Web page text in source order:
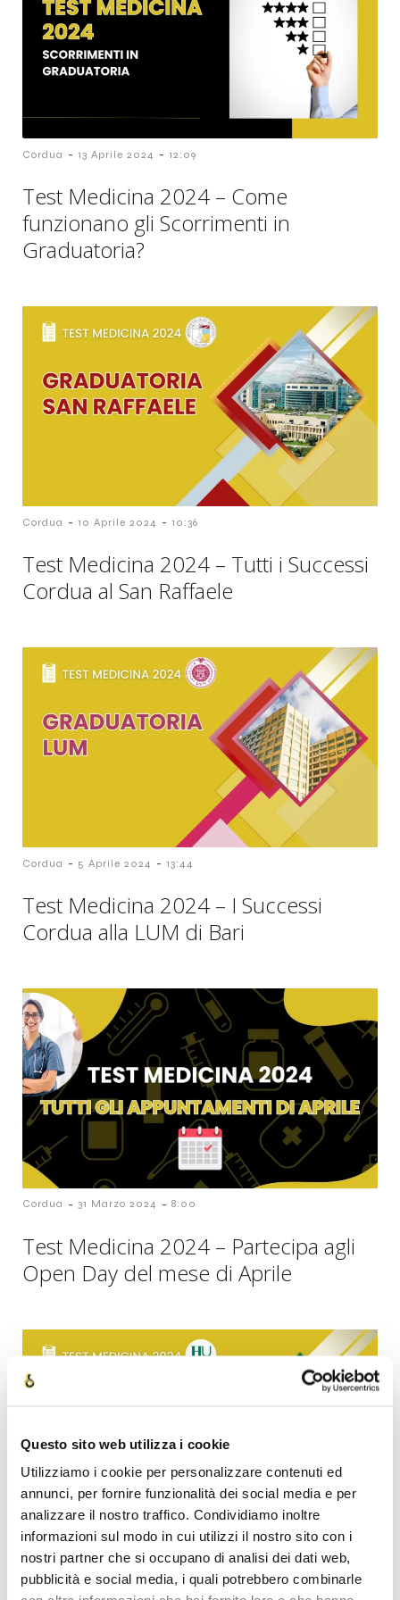
Questo sito web utilizza i cookie
Utilizziamo i cookie per personalizzare contenuti ed
annunci, per fornire funzionalità dei social media e per
analizzare il nostro traffico. Condividiamo inoltre
informazioni sul modo in cui utilizzi il nostro sito con i
nostri partner che si occupano di analisi dei dati web,
pubblicità e social media, i quali potrebbero combinarle
Cordua - 13 Aprile 2024 - 12:09
Test Medicina 2024 – Come
funzionano gli Scorrimenti in
Graduatoria?
Cordua - 10 Aprile 2024 - 10:36
Test Medicina 2024 – Tutti i Successi
Cordua al San Raffaele
Cordua - 5 Aprile 2024 - 13:44
Test Medicina 2024 – I Successi
Cordua alla LUM di Bari
Cordua - 31 Marzo 2024 - 8:00
Test Medicina 2024 – Partecipa agli
Open Day del mese di Aprile
Cordua - 28 Marzo 2024 - 14:00
Test Medicina 2024 – I Successi